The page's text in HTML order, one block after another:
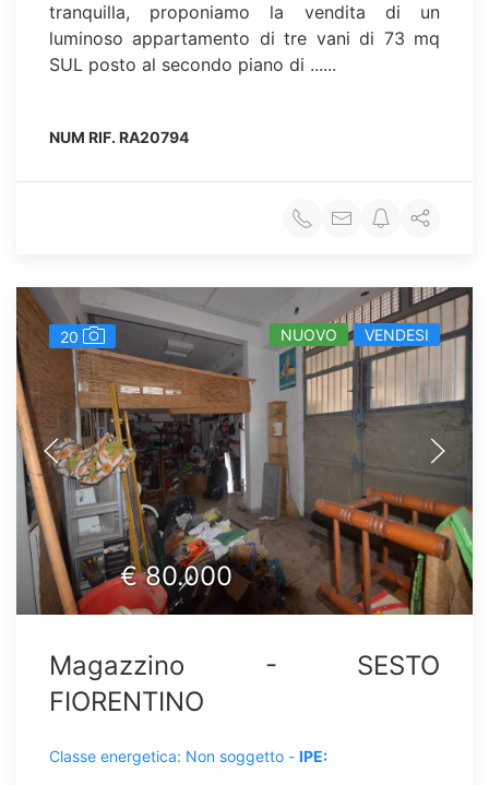
tranquilla, proponiamo la vendita di un
luminoso appartamento di tre vani di 73 mq
SUL posto al secondo piano di ......
NUM RIF. RA20794
20 NUOVO VENDESI
€80.000
Magazzino - SESTO
FIORENTINO
Classe energetica: Non soggetto - IPE: